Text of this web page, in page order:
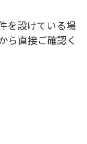
を設けている場
ら直接ご確認く